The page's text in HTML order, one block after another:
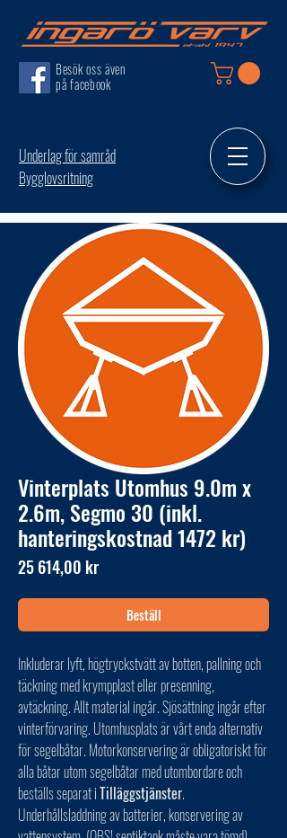
Besök oss även
på facebook
Underlag för samråd
Bygglovsritning
Vinterplats Utomhus 9.0m x
2.6m, Segmo 30 (inkl.
hanteringskostnad 1472 kr)
25 614,00 krPris
Beställ
Inkluderar lyft, högtryckstvätt av botten, pallning och
täckning med krympplast eller presenning,
avtäckning. Allt material ingår. Sjösättning ingår efter
vinterförvaring. Utomhusplats är vårt enda alternativ
för segelbåtar. Motorkonservering är obligatoriskt för
alla båtar utom segelbåtar med utombordare och
beställs separat iTilläggstjänster.
Underhållsladdning av batterier, konservering av